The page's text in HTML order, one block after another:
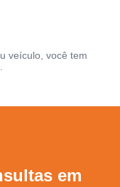
veículo, você tem
em